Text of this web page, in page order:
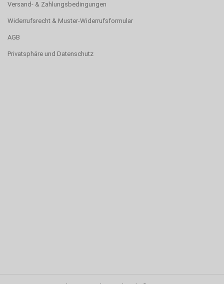
Versand- & Zahlungsbedingungen
Widerrufsrecht & Muster-Widerrufsformular
AGB
Privatsphäre und Datenschutz